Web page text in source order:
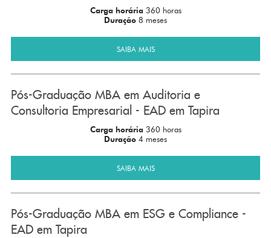
Carga horária 360 horas
Duração 8 meses
SAIBA MAIS
Pós-Graduação MBA em Auditoria e
Consultoria Empresarial - EAD em Tapira
Carga horária 360 horas
Duração 4 meses
SAIBA MAIS
Pós-Graduação MBA em ESG e Compliance -
EAD em Tapira